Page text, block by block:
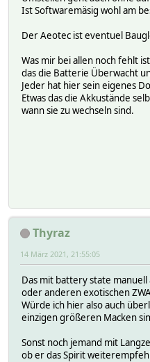
Ist Softwaremäsig wohl am
Der Aeotec ist eventuel
Was mir bei allen noch fehlt
das die Batterie Überwacht
Jeder hat hier sein eigenes
Etwas das die Akkustände
wann sie zu wechseln sind.
Thyraz
14 März 2021, 21:55:05
Das mit battery state
oder anderen exotischen
Würde ich hier also auch
einzigen größeren Macken
Sonst noch jemand mit
ob er das Spirit